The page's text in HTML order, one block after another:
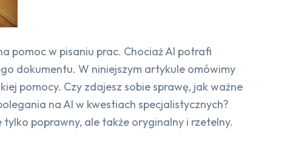
pomoc w pisaniu prac. Chociaż AI potrafi
dokumentu. W niniejszym artykule omówimy
pomocy. Czy zdajesz sobie sprawę, jak ważne
na AI w kwestiach specjalistycznych?
poprawny, ale także oryginalny i rzetelny.